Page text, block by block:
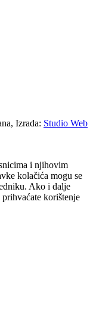
Izrada: Studio Web
i njihovim
kolačića mogu se
Ako i dalje
korištenje